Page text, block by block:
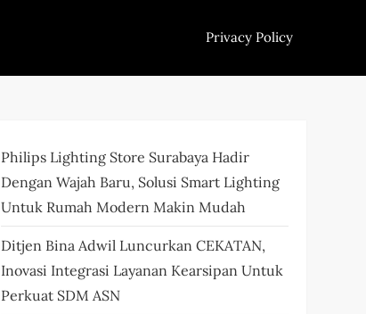
Privacy Policy
Philips Lighting Store Surabaya Hadir
Dengan Wajah Baru, Solusi Smart Lighting
Untuk Rumah Modern Makin Mudah
Ditjen Bina Adwil Luncurkan CEKATAN,
Inovasi Integrasi Layanan Kearsipan Untuk
Perkuat SDM ASN